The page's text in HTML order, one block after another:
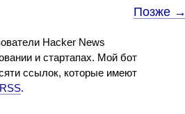
Позже →
Hacker News
и стартапах. Мой бот
ссылок, которые имеют
RSS.